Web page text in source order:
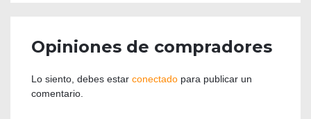
Opiniones de compradores
Lo siento, debes estar conectado para publicar un
comentario.